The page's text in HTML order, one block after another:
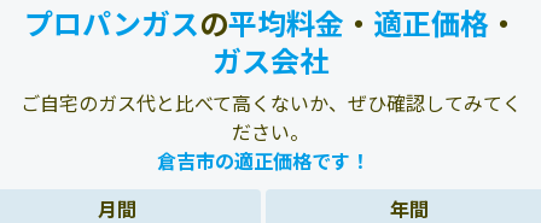
プロパンガスの平均料金 ・ 適正価格 ・
ガス会社
ご自宅のガス代と比べて高くないか、ぜひ確認してみてく
ださい。
倉吉市の適正価格です！
月間
年間